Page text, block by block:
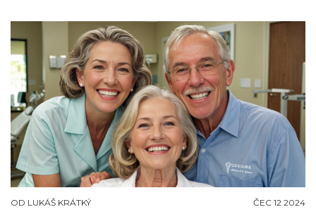
OD LUKÁŠ KRÁTKÝ ČEC 12 2024